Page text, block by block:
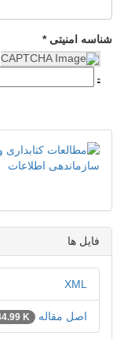
شناسه امنیتی *
فایل ها
XML
اصل مقاله K